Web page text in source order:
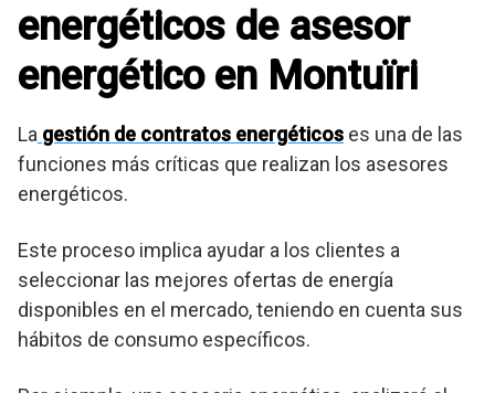
energéticos de asesor
energético en Montuïri
La gestión de contratos energéticos es una de las
funciones más críticas que realizan los asesores
energéticos.
Este proceso implica ayudar a los clientes a
seleccionar las mejores ofertas de energía
disponibles en el mercado, teniendo en cuenta sus
hábitos de consumo específicos.